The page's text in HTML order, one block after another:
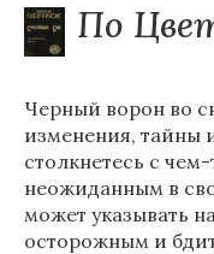
По
Черный ворон во
изменения, тайны
столкнетесь с
неожиданным в
может указывать
осторожным и